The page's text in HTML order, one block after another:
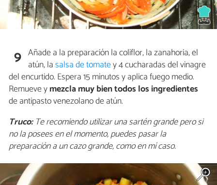
9 Añade a la preparación la coliflor, la zanahoria, el
atún, lasalsa de tomatey 4 cucharadas del vinagre
del encurtido. Espera 15 minutos y aplica fuego medio.
Remueve ymezcla muy bien todos los ingredientes
de antipasto venezolano de atún.
Truco:Te recomiendo utilizar una sartén grande pero si
no la posees en el momento, puedes pasar la
preparación a un cazo grande, como en mí caso.